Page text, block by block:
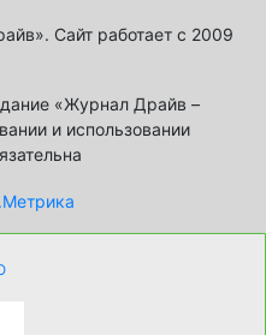
Сайт работает с 2009
«Журнал Драйв –
и использовании